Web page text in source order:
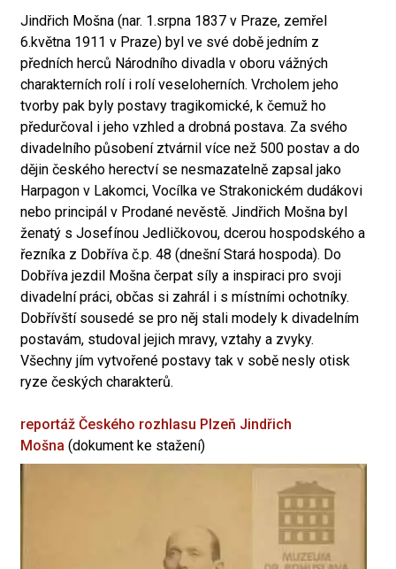
Jindřich Mošna (nar. 1.srpna 1837 v Praze, zemřel
6.května 1911 v Praze) byl ve své době jedním z
předních herců Národního divadla v oboru vážných
charakterních rolí i rolí veseloherních. Vrcholem jeho
tvorby pak byly postavy tragikomické, k čemuž ho
předurčoval i jeho vzhled a drobná postava. Za svého
divadelního působení ztvárnil více než 500 postav a do
dějin českého herectví se nesmazatelně zapsal jako
Harpagon v Lakomci, Vocílka ve Strakonickém dudákovi
nebo principál v Prodané nevěstě. Jindřich Mošna byl
ženatý s Josefínou Jedličkovou, dcerou hospodského a
řezníka z Dobříva č.p. 48 (dnešní Stará hospoda). Do
Dobříva jezdil Mošna čerpat síly a inspiraci pro svoji
divadelní práci, občas si zahrál i s místními ochotníky.
Dobřívští sousedé se pro něj stali modely k divadelním
postavám, studoval jejich mravy, vztahy a zvyky.
Všechny jím vytvořené postavy tak v sobě nesly otisk
ryze českých charakterů.
reportáž Českého rozhlasu Plzeň Jindřich
Mošna (dokument ke stažení)